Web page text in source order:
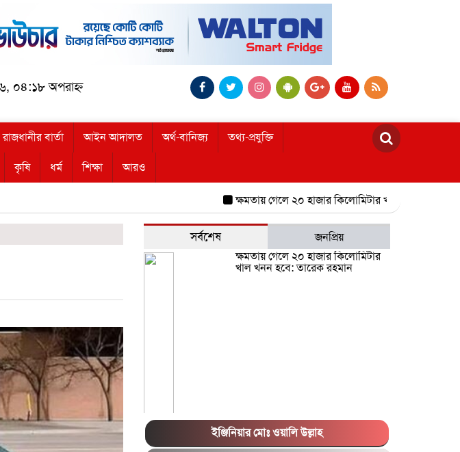
০৪:১৮ অপরাহ্ন
রাজধানীর বার্তা আইন আদালত অর্থ-বানিজ্য তথ্য-প্রযুক্তি
কৃষি ধর্ম শিক্ষা আরও
ক্ষমতায় গেলে ২০ হাজার কিলোমিটার খাল খনন হবে: তারেক
সর্বশেষ
জনপ্রিয়
ক্ষমতায় গেলে ২০ হাজার কিলোমিটার
খাল খনন হবে: তারেক রহমান
ইঞ্জিনিয়ার মোঃ ওয়ালি উল্লাহ